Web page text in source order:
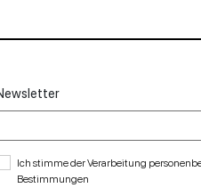
Ich stimme der Verarbeitung
Bestimmungen